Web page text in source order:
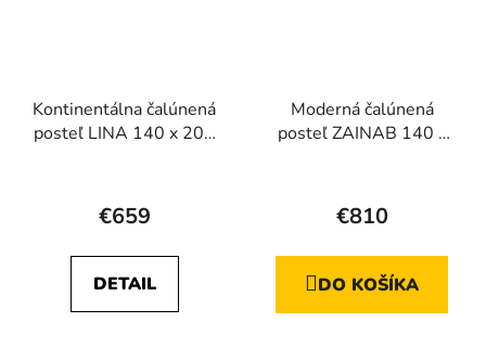
Kontinentálna čalúnená
posteľ LINA 140 x 200
hodnotenie
je
5,0
€659
DETAIL
Moderná čalúnená
posteľ ZAINAB 140 x
€810
DO KOŠÍKA